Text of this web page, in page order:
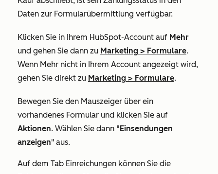
Daten zur Formularübermittlung verfügbar.
Klicken Sie in Ihrem HubSpot-Account auf Mehr
und gehen Sie dann zu Marketing > Formulare.
Wenn Mehr nicht in Ihrem Account angezeigt wird,
gehen Sie direkt zu Marketing > Formulare.
Bewegen Sie den Mauszeiger über ein
vorhandenes Formular und klicken Sie auf
Aktionen. Wählen Sie dann "Einsendungen
anzeigen" aus.
Auf dem Tab Einreichungen können Sie die